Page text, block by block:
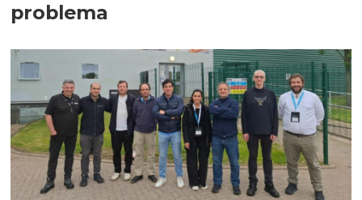
problema